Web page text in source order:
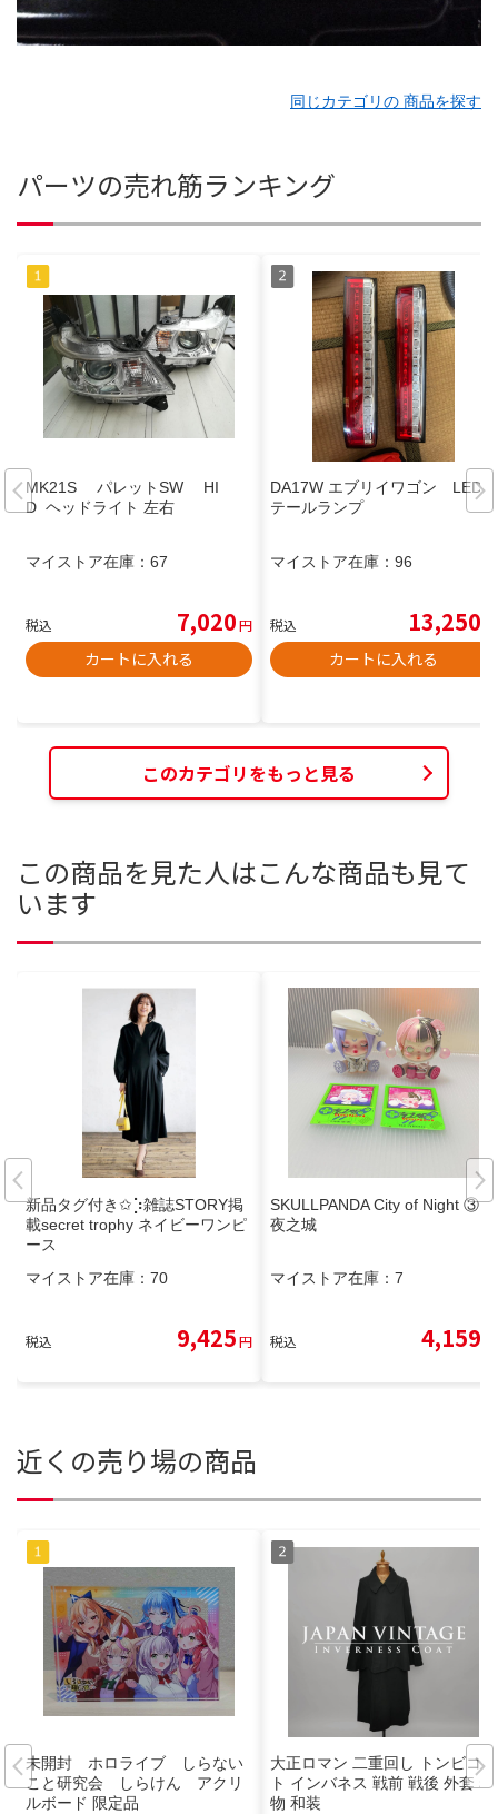
同じカテゴリの 商品を探す
パーツの売れ筋ランキング
MK21S パレットSW HI
D ヘッドライト 左右
マイストア在庫： 67
税込 7,020円
カートに入れる
DA17W エブリイワゴン LED
テールランプ
マイストア在庫： 96
税込 13,250
カートに入れる
このカテゴリをもっと見る
この商品を見た人はこんな商品も見て
います
新品タグ付き✩︎⡱雑誌STORY掲
載secret trophy ネイビーワンピ
ース
マイストア在庫： 70
税込 9,425円
SKULLPANDA City of Night ③
夜之城
マイストア在庫： 7
税込 4,159
近くの売り場の商品
未開封 ホロライブ しらない
こと研究会 しらけん アクリ
ルボード 限定品
大正ロマン 二重回し トンビコー
ト インバネス 戦前 戦後 外套 着
物 和装